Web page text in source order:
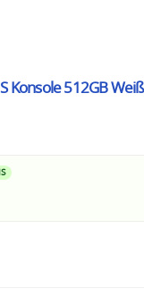
Konsole 512GB Weiß